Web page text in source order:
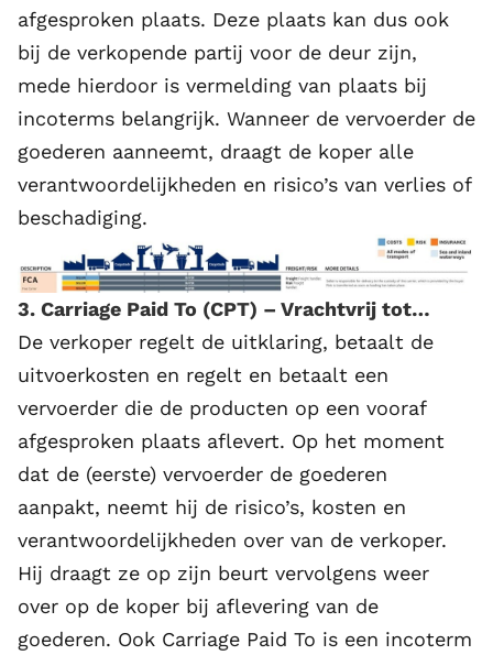
afgesproken plaats. Deze plaats kan dus ook
bij de verkopende partij voor de deur zijn,
mede hierdoor is vermelding van plaats bij
incoterms belangrijk. Wanneer de vervoerder de
goederen aanneemt, draagt de koper alle
verantwoordelijkheden en risico’s van verlies of
beschadiging.
3. Carriage Paid To (CPT) – Vrachtvrij tot…
De verkoper regelt de uitklaring, betaalt de
uitvoerkosten en regelt en betaalt een
vervoerder die de producten op een vooraf
afgesproken plaats aflevert. Op het moment
dat de (eerste) vervoerder de goederen
aanpakt, neemt hij de risico’s, kosten en
verantwoordelijkheden over van de verkoper.
Hij draagt ze op zijn beurt vervolgens weer
over op de koper bij aflevering van de
goederen. Ook Carriage Paid To is een incoterm